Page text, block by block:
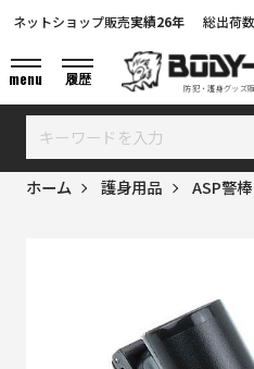
防犯・護身グッズ
ネットショップ販売実績26年 総出荷数
menu 履歴
ホーム 護身用品 ASP警棒